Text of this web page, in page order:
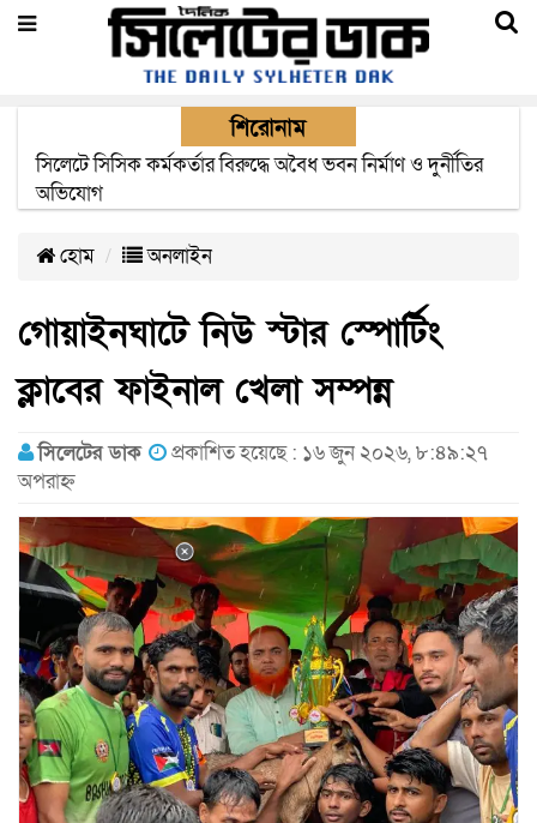
শিরোনাম
২২ ঘণ্টা পর ত্রুটি সেরে জেদ্দার উদ্দেশ্যে ছাড়লো বিমানের ফ্লাইট
হোম অনলাইন
গোয়াইনঘাটে নিউ স্টার স্পোর্টিং
ক্লাবের ফাইনাল খেলা সম্পন্ন
সিলেটের ডাক
প্রকাশিত হয়েছে : ১৬ জুন ২০২৬, ৮:৪৯:২৭
অপরাহ্ন